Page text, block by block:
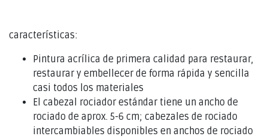
características:
Pintura acrílica de primera calidad para restaurar,
restaurar y embellecer de forma rápida y sencilla
casi todos los materiales
El cabezal rociador estándar tiene un ancho de
rociado de aprox. 5-6 cm; cabezales de rociado
intercambiables disponibles en anchos de rociado